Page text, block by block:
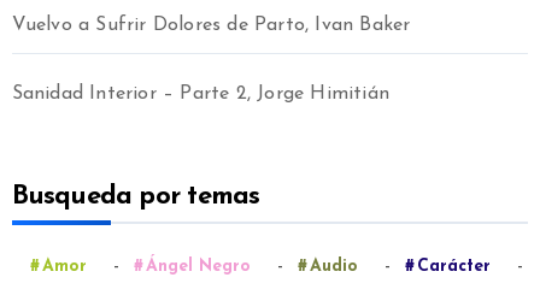
Vuelvo a Sufrir Dolores de Parto, Ivan Baker
Sanidad Interior – Parte 2, Jorge Himitián
Busqueda por temas
Amor - Ángel Negro - Audio - Carácter -